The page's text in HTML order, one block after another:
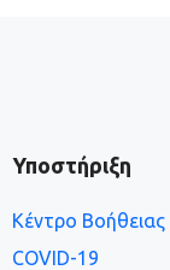
Υποστήριξη
Κέντρο Βοήθειας
COVID-19